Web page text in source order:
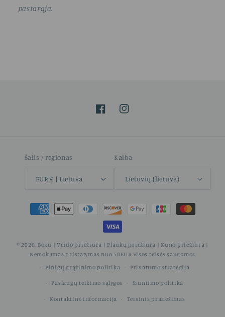
pastarąja.
„Facebook“„Instagram“
Šalis / regionas
EUR € | Lietuva
Kalba
Lietuvių (lietuva)
Mokėjimo
būdai
© 2026, Boku | Veido priežiūra | Plaukų priežiūra | Kūno priežiūra |
Nemokamas pristatymas nuo 50EUR Visos teisės saugomos
Pinigų grąžinimo politika
Privatumo strategija
Paslaugų teikimo sąlygos Siuntimo politika
Kontaktinė informacija Teisinis pranešimas